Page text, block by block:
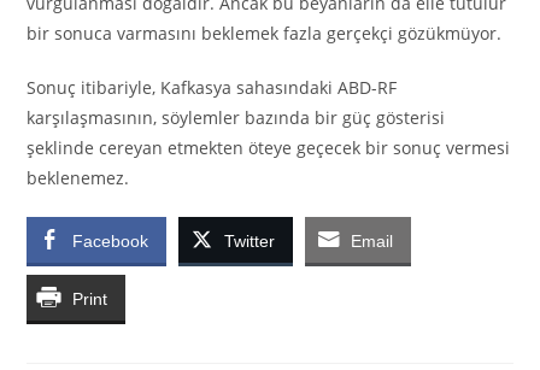
bir sonuca varmasını beklemek fazla gerçekçi gözükmüyor.
Sonuç itibariyle, Kafkasya sahasındaki ABD-RF
karşılaşmasının, söylemler bazında bir güç gösterisi
şeklinde cereyan etmekten öteye geçecek bir sonuç vermesi
beklenemez.
Facebook Twitter Email
Print